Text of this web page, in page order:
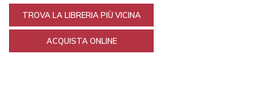
TROVA LA LIBRERIA PIÙ VICINA
ACQUISTA ONLINE